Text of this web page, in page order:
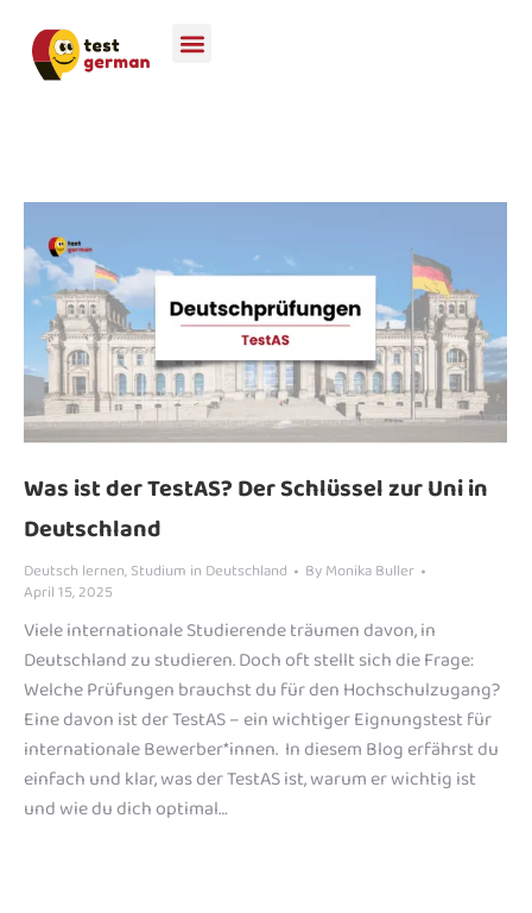
Was ist der TestAS? Der Schlüssel zur Uni in
Deutschland
Deutsch lernen,Studium in Deutschland ByMonika Buller
April 15, 2025
Viele internationale Studierende träumen davon, in
Deutschland zu studieren. Doch oft stellt sich die Frage:
Welche Prüfungen brauchst du für den Hochschulzugang?
Eine davon ist der TestAS – ein wichtiger Eignungstest für
internationale Bewerber*innen. In diesem Blog erfährst du
einfach und klar, was der TestAS ist, warum er wichtig ist
und wie du dich optimal…